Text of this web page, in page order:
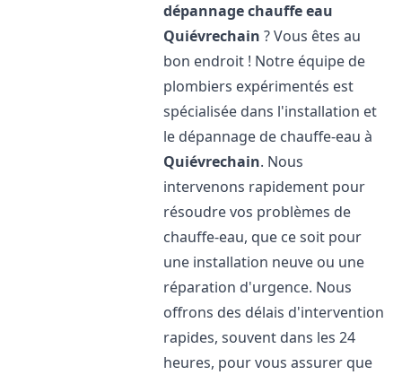
dépannage chauffe eau
Quiévrechain ? Vous êtes au
bon endroit ! Notre équipe de
plombiers expérimentés est
spécialisée dans l'installation et
le dépannage de chauffe-eau à
Quiévrechain. Nous
intervenons rapidement pour
résoudre vos problèmes de
chauffe-eau, que ce soit pour
une installation neuve ou une
réparation d'urgence. Nous
offrons des délais d'intervention
rapides, souvent dans les 24
heures, pour vous assurer que